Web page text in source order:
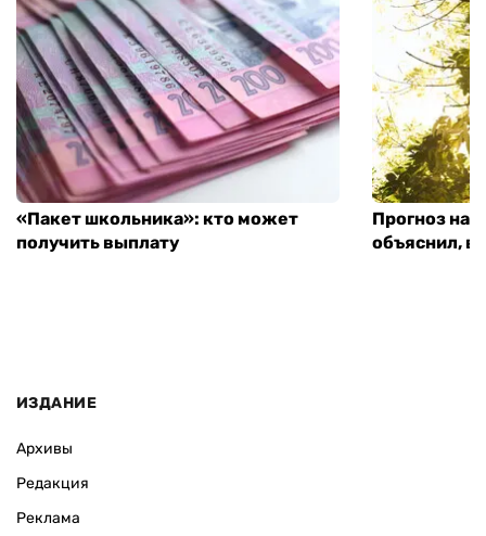
«Пакет школьника»: кто может
получить выплату
Прогноз на
объяснил,
ИЗДАНИЕ
Архивы
Редакция
Реклама